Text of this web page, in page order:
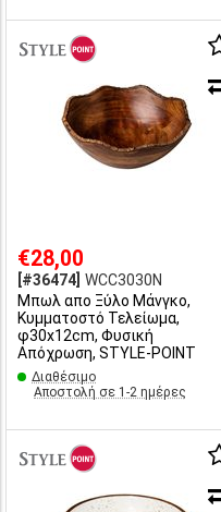
€28,00
[#36474] WCC3030N
Μπωλ απο Ξύλο Μάνγκο,
Κυμματοστό Τελείωμα,
φ30x12cm, Φυσική
Απόχρωση, STYLE-POINT
Διαθέσιμο
Αποστολή σε 1-2 ημέρες